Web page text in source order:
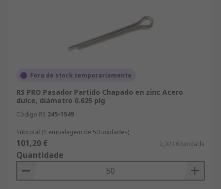
Fora de stock temporariamente
RS PRO Pasador Partido Chapado en zinc Acero
dulce, diámetro 0.625 plg
Código RS 245-1549
Subtotal (1 embalagem de 50 unidades)
101,20 € 2,024 €/unidade
Quantidade